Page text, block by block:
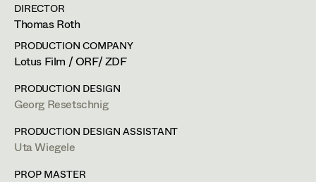
Art Department
Costume Department
Retired Members
Honorary Members
Michaela Kovacs
Werner Otto
Anna Reschl
Rudolf Schneider-Manns-Au
Herwig Schretter
Herwig Schretter
In Memoriam
PROFILE
DIRECTOR
Thomas Roth
PRODUCTION COMPANY
Lotus Film / ORF/ ZDF
PRODUCTION DESIGN
Georg Resetschnig
PRODUCTION DESIGN ASSISTANT
Uta Wiegele
PROP MASTER